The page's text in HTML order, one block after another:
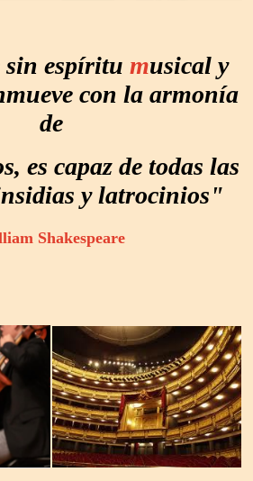
espíritu musical y
con la armonía
de
es capaz de todas las
y latrocinios"
Shakespeare